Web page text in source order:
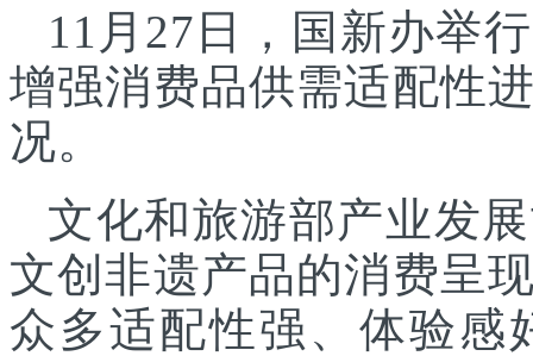
11月27日，国新办举
增强消费品供需适配性
况。
文化和旅游部产业发
文创非遗产品的消费呈
众多适配性强、体验感